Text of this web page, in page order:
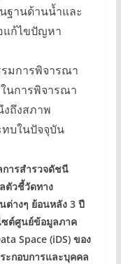
ฐานด้านน้ำและ
แก้ไขปัญหา
มการพิจารณา
นการพิจารณา
ถึงสภาพ
ทบในปัจจุบัน
ารสำรวจดัชนี
ตัวชี้วัดทาง
ต่างๆ ย้อนหลัง 3 ปี
ซต์ศูนย์ข้อมูลภาค
Space (iDS) ของ
ะกอบการและบุคคล